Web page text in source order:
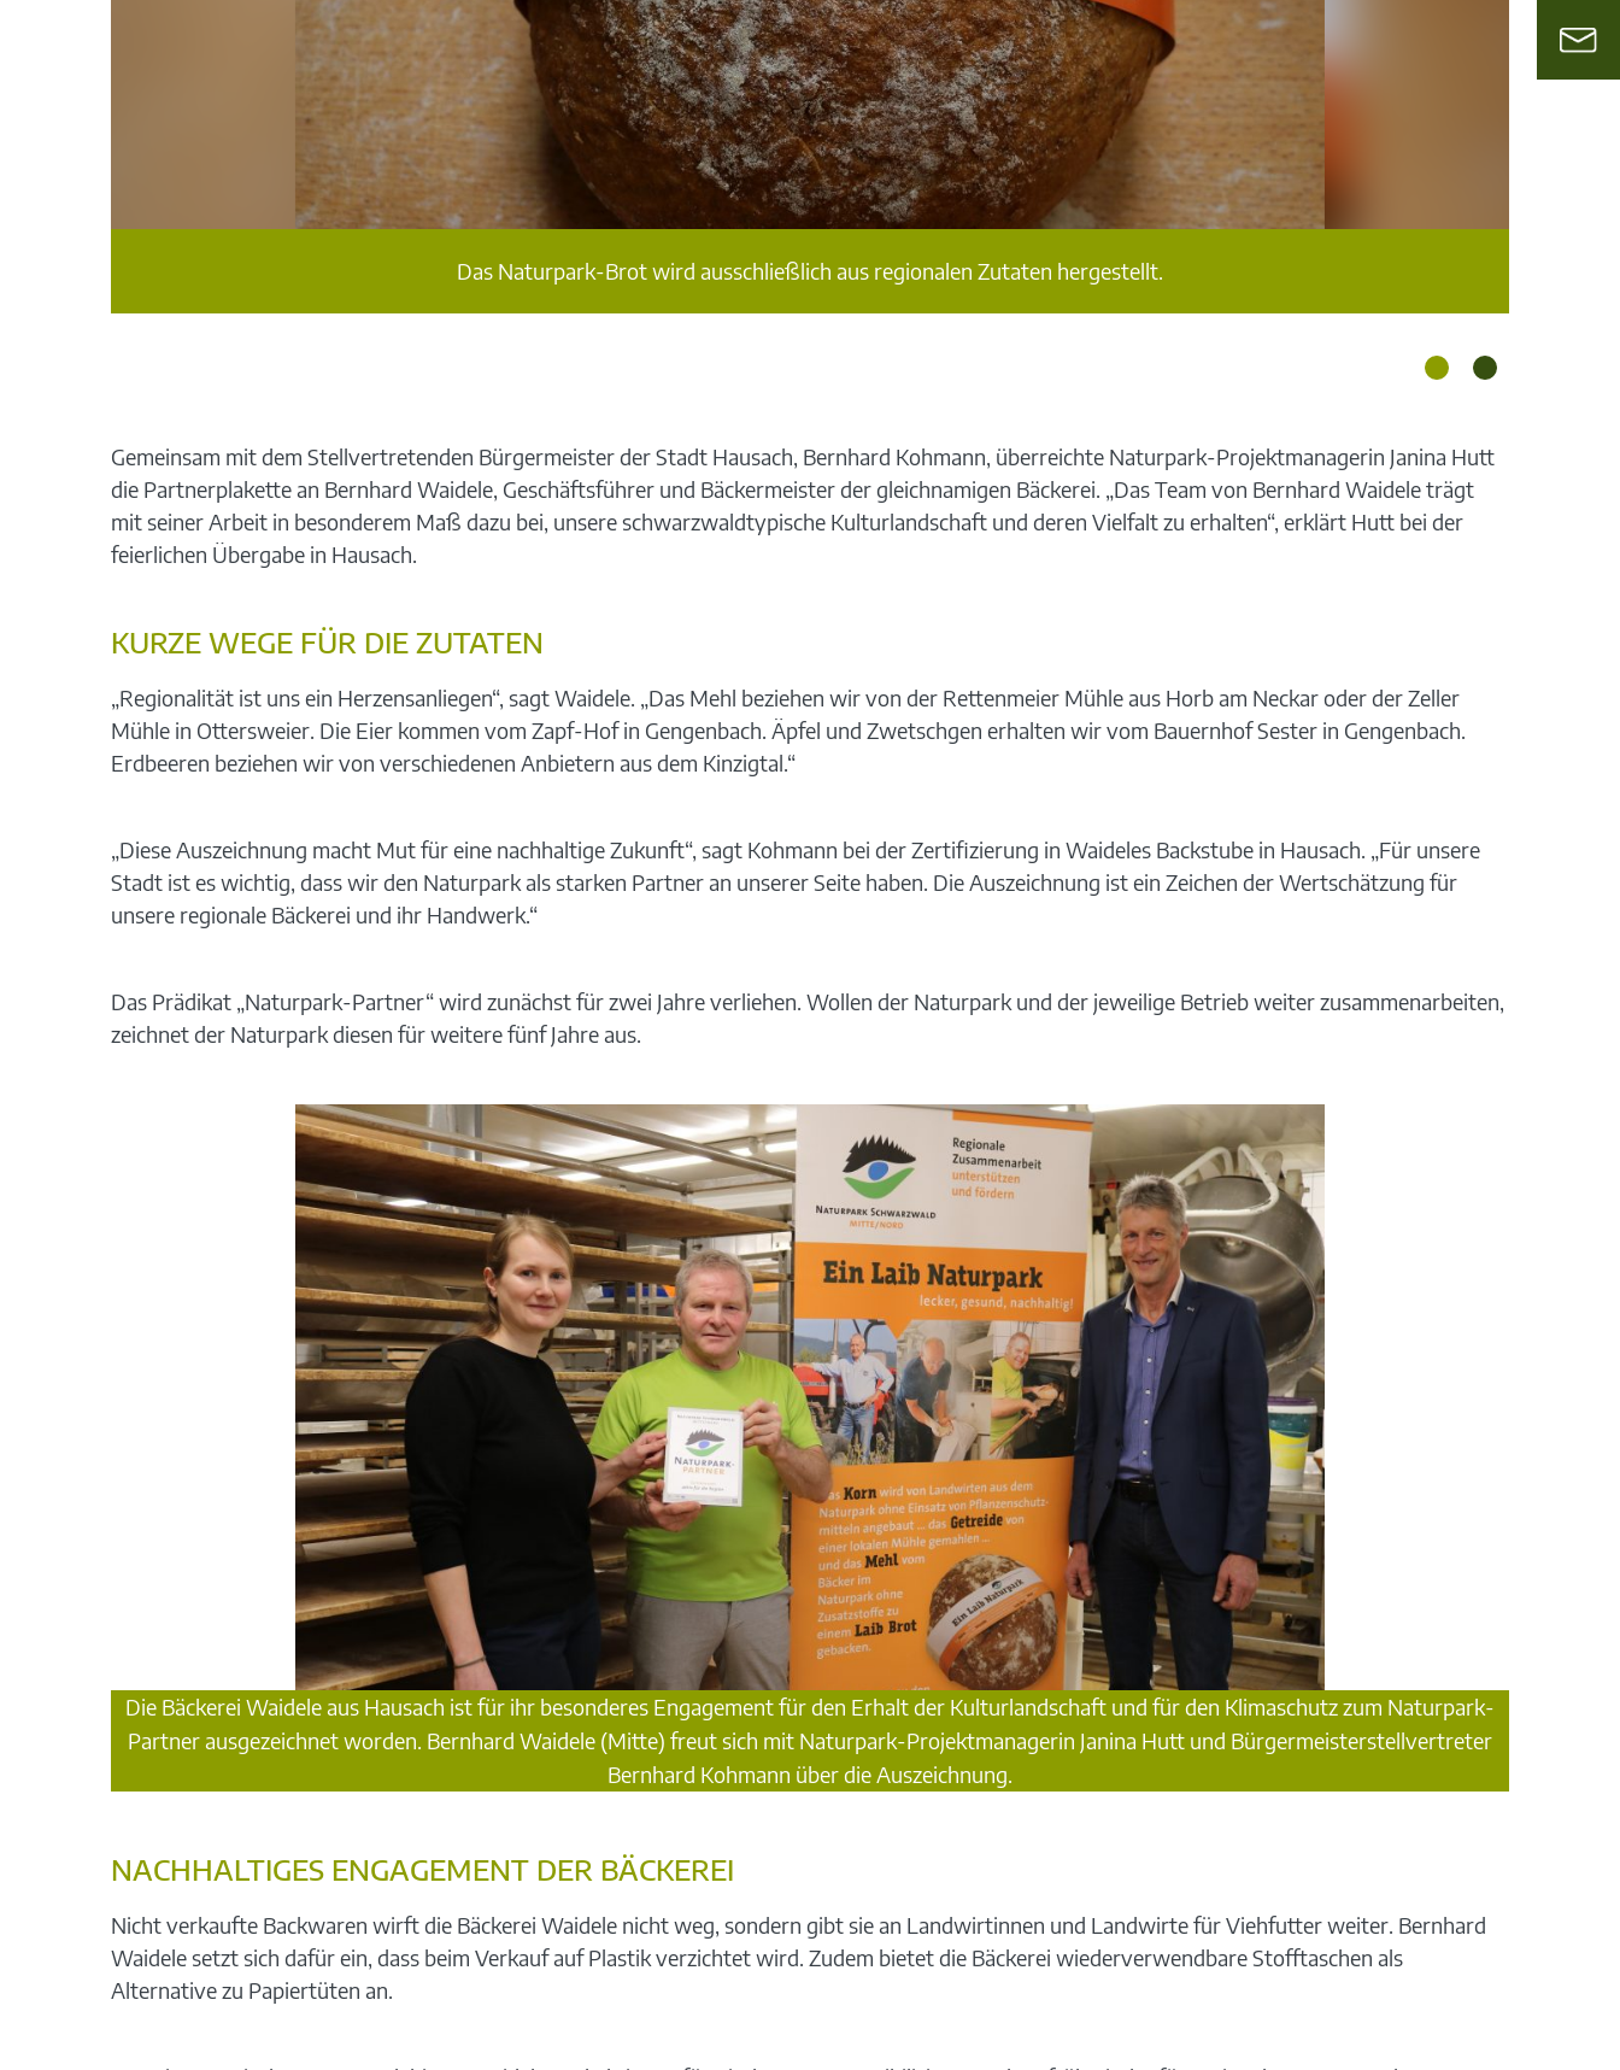
Das Naturpark-Brot wird ausschließlich aus regionalen Zutaten hergestellt.
Gemeinsam mit dem Stellvertretenden Bürgermeister der Stadt Hausach, Bernhard Kohmann, überreichte Naturpark-Projektmanagerin Janina Hutt
die Partnerplakette an Bernhard Waidele, Geschäftsführer und Bäckermeister der gleichnamigen Bäckerei. „Das Team von Bernhard Waidele trägt
mit seiner Arbeit in besonderem Maß dazu bei, unsere schwarzwaldtypische Kulturlandschaft und deren Vielfalt zu erhalten“, erklärt Hutt bei der
feierlichen Übergabe in Hausach.
KURZE WEGE FÜR DIE ZUTATEN
„Regionalität ist uns ein Herzensanliegen“, sagt Waidele. „Das Mehl beziehen wir von der Rettenmeier Mühle aus Horb am Neckar oder der Zeller
Mühle in Ottersweier. Die Eier kommen vom Zapf-Hof in Gengenbach. Äpfel und Zwetschgen erhalten wir vom Bauernhof Sester in Gengenbach.
Erdbeeren beziehen wir von verschiedenen Anbietern aus dem Kinzigtal.“
„Diese Auszeichnung macht Mut für eine nachhaltige Zukunft“, sagt Kohmann bei der Zertifizierung in Waideles Backstube in Hausach. „Für unsere
Stadt ist es wichtig, dass wir den Naturpark als starken Partner an unserer Seite haben. Die Auszeichnung ist ein Zeichen der Wertschätzung für
unsere regionale Bäckerei und ihr Handwerk.“
Das Prädikat „Naturpark-Partner“ wird zunächst für zwei Jahre verliehen. Wollen der Naturpark und der jeweilige Betrieb weiter zusammenarbeiten,
zeichnet der Naturpark diesen für weitere fünf Jahre aus.
Die Bäckerei Waidele aus Hausach ist für ihr besonderes Engagement für den Erhalt der Kulturlandschaft und für den Klimaschutz zum Naturpark-
Partner ausgezeichnet worden. Bernhard Waidele (Mitte) freut sich mit Naturpark-Projektmanagerin Janina Hutt und Bürgermeisterstellvertreter
Bernhard Kohmann über die Auszeichnung.
NACHHALTIGES ENGAGEMENT DER BÄCKEREI
Nicht verkaufte Backwaren wirft die Bäckerei Waidele nicht weg, sondern gibt sie an Landwirtinnen und Landwirte für Viehfutter weiter. Bernhard
Waidele setzt sich dafür ein, dass beim Verkauf auf Plastik verzichtet wird. Zudem bietet die Bäckerei wiederverwendbare Stofftaschen als
Alternative zu Papiertüten an.